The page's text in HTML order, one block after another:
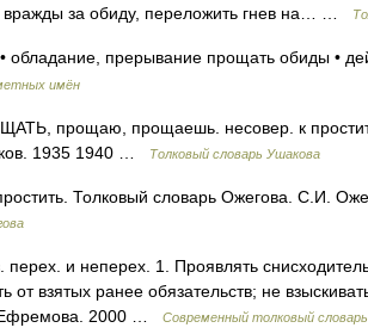
вражды за обиду, переложить гнев на… …
обладание, прерывание прощать обиды •
имён
прощаю, прощаешь. несовер. к
1935 1940 …
Толковый словарь Ушакова
Толковый словарь Ожегова. С.И.
и неперех. 1. Проявлять
от взятых ранее обязательств; не
2000 …
Современный толковый